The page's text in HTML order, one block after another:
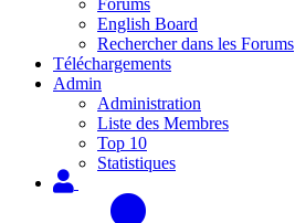
Forums
English Board
Rechercher dans les Forums
Téléchargements
Admin
Administration
Liste des Membres
Top 10
Statistiques